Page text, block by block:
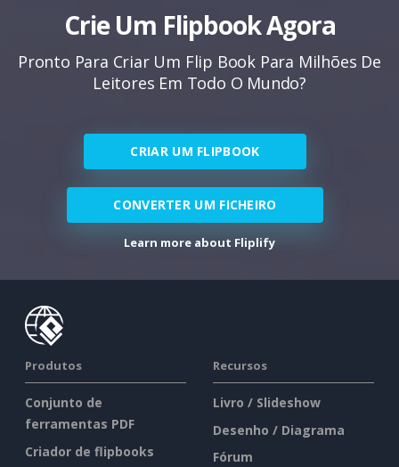
Crie Um Flipbook Agora
Pronto Para Criar Um Flip Book Para Milhões De
Leitores Em Todo O Mundo?
CRIAR UM FLIPBOOK
CONVERTER UM FICHEIRO
Learn more about Fliplify
Produtos
Conjunto de
ferramentas PDF
Criador de flipbooks
Recursos
Livro / Slideshow
Desenho / Diagrama
Fórum